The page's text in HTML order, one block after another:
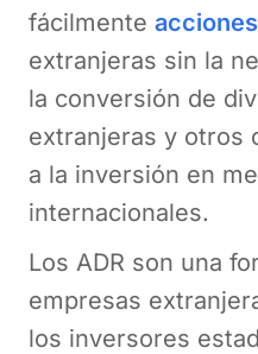
fácilmente acciones
extranjeras sin la
la conversión de
extranjeras y otros
a la inversión en
internacionales.
Los ADR son una
empresas
los inversores